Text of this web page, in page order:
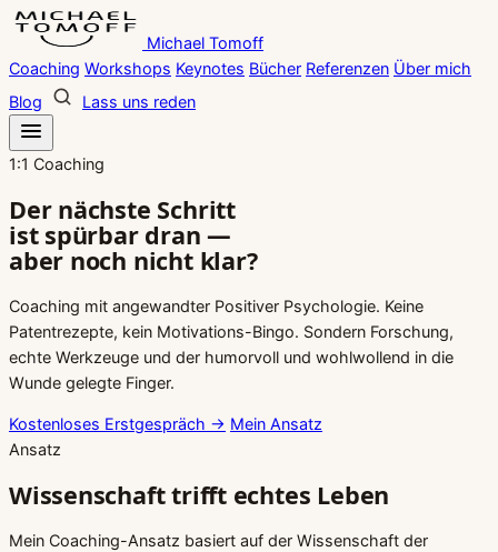
Zum
Inhalt
springen
Michael Tomoff
Coaching Workshops Keynotes Bücher Referenzen Über mich
Blog
Lass uns reden
1:1 Coaching
Der nächste Schritt
ist spürbar dran —
aber noch nicht klar?
Coaching mit angewandter Positiver Psychologie. Keine
Patentrezepte, kein Motivations-Bingo. Sondern Forschung,
echte Werkzeuge und der humorvoll und wohlwollend in die
Wunde gelegte Finger.
Kostenloses Erstgespräch → Mein Ansatz
Ansatz
Wissenschaft trifft echtes Leben
Mein Coaching-Ansatz basiert auf der Wissenschaft der